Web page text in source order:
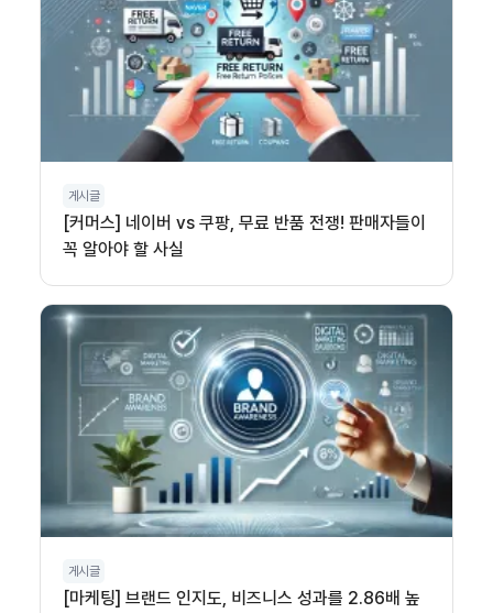
게시글
[커머스] 네이버 vs 쿠팡, 무료 반품 전쟁! 판매자들이
꼭 알아야 할 사실
게시글
[마케팅] 브랜드 인지도, 비즈니스 성과를 2.86배 높